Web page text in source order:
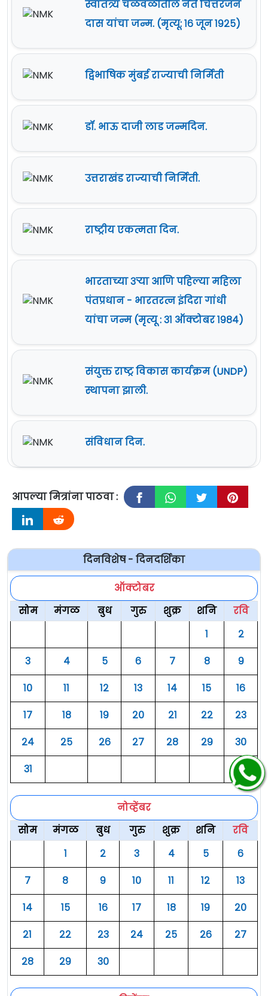
स्वातंत्र्य चळवळीतील नेते चित्तरंजन
दास यांचा जन्म. (मृत्यू: १६ जून १९२५)
द्विभाषिक मुंबई राज्याची निर्मिती
डॉ. भाऊ दाजी लाड जन्मदिन.
उत्तराखंड राज्याची निर्मिती.
राष्ट्रीय एकत्मता दिन.
भारताच्या ३ऱ्या आणि पहिल्या महिला
पंतप्रधान - भारतरत्न इंदिरा गांधी
यांचा जन्म (मृत्यू : ३१ ऑक्टोबर १९८४)
संयुक्त राष्ट्र विकास कार्यक्रम (UNDP)
स्थापना झाली.
संविधान दिन.
आपल्या मित्रांना पाठवा :
दिनविशेष - दिनदर्शिका
ऑक्टोबर
सोम
मंगळ बुध गुरु शुक्र शनि
रवि
१
२
३
४ ५ ६ ७ ८
९
१०
११ १२ १३ १४ १५
१६
१७
१८ १९ २० २१ २२
२३
२४
२५ २६ २७ २८ २९
३०
३१
नोव्हेंबर
सोम
मंगळ बुध गुरु शुक्र शनि
रवि
१
२ ३ ४ ५
६
७
८ ९ १० ११ १२
१३
१४
१५ १६ १७ १८ १९
२०
२१
२२ २३ २४ २५ २६
२७
२८
२९ ३०